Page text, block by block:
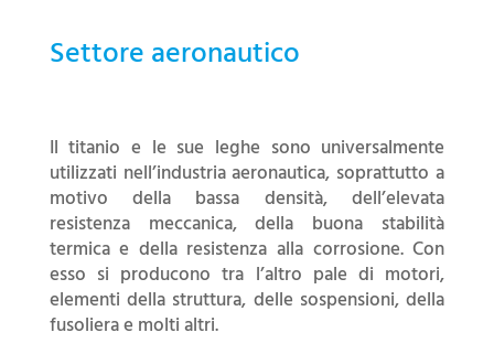
Settore aeronautico
Il titanio e le sue leghe sono universalmente
utilizzati nell’industria aeronautica, soprattutto a
motivo della bassa densità, dell’elevata
resistenza meccanica, della buona stabilità
termica e della resistenza alla corrosione. Con
esso si producono tra l’altro pale di motori,
elementi della struttura, delle sospensioni, della
fusoliera e molti altri.